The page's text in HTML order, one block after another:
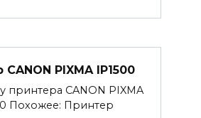
PIXMA IP1500
принтера CANON PIXMA
Похожее: Принтер